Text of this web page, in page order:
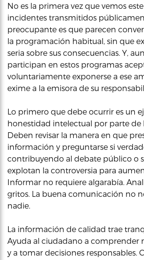
No es la primera vez que vemos
incidentes transmitidos
preocupante es que parecen
la programación habitual, sin que
seria sobre sus consecuencias. Y,
participan en estos programas
voluntariamente exponerse a ese
exime a la emisora de su
Lo primero que debe ocurrir es un
honestidad intelectual por parte de
Deben revisar la manera en que
información y preguntarse si
contribuyendo al debate público o
explotan la controversia para
Informar no requiere algarabía.
gritos. La buena comunicación no
nadie.
La información de calidad trae
Ayuda al ciudadano a comprender
y a tomar decisiones responsables.